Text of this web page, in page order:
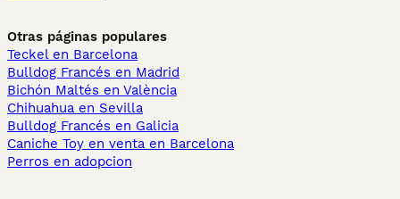
Otras páginas populares
Teckel en Barcelona
Bulldog Francés en Madrid
Bichón Maltés en València
Chihuahua en Sevilla
Bulldog Francés en Galicia
Caniche Toy en venta en Barcelona
Perros en adopcion